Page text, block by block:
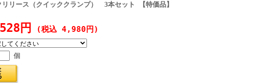
リース（クイッククランプ） 3本セット 【特価品】
円 (税込 4,980円)
個